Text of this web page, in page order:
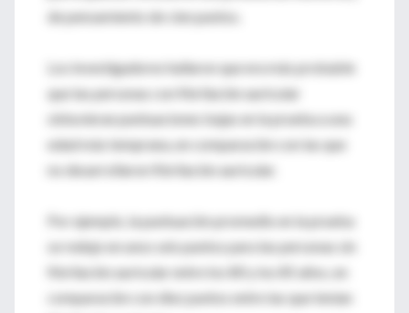
de pensamiento de cien puntos.
Los investigadores hallaron que era más probable
que las personas con fibrilación auricular
obtuvieran puntuaciones bajas en la prueba a una
edad más temprana, en comparación con las que
no desarrollaron fibrilación auricular.
Por ejemplo, la puntuación promedio en la prueba
se redujo en unos seis puntos para las personas sin
fibrilación auricular entre los 80 y los 85 años, en
comparación con diez puntos entre las que tenían